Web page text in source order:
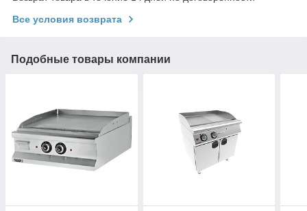
Все условия возврата
Подобные товары компании